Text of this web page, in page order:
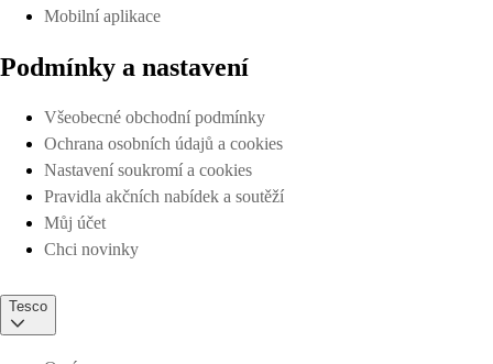
Mobilní aplikace
Podmínky a nastavení
Všeobecné obchodní podmínky
Ochrana osobních údajů a cookies
Nastavení soukromí a cookies
Pravidla akčních nabídek a soutěží
Můj účet
Chci novinky
Tesco